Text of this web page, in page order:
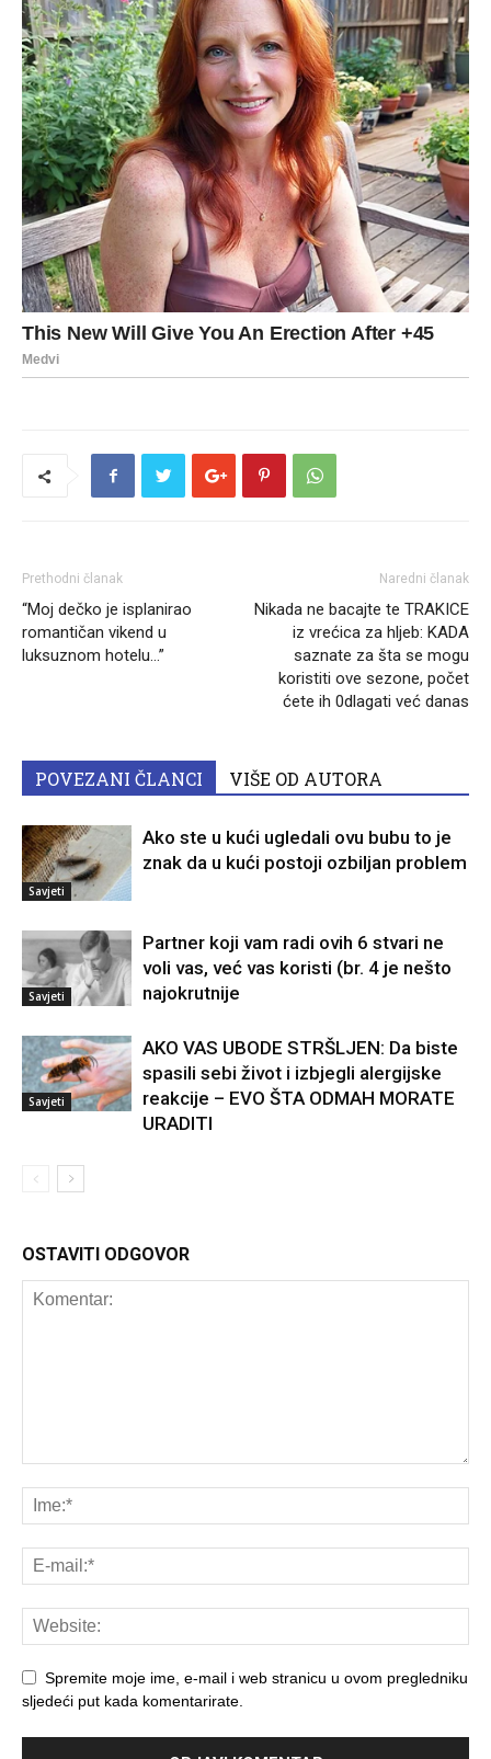
Prethodni članak
“Moj dečko je isplanirao
romantičan vikend u
luksuznom hotelu…”
Naredni članak
Nikada ne bacajte te TRAKICE
iz vrećica za hljeb: KADA
saznate za šta se mogu
koristiti ove sezone, počet
ćete ih 0dlagati već danas
POVEZANI ČLANCI VIŠE OD AUTORA
Savjeti
Ako ste u kući ugledali ovu bubu to je
znak da u kući postoji ozbiljan problem
Savjeti
Partner koji vam radi ovih 6 stvari ne
voli vas, već vas koristi (br. 4 je nešto
najokrutnije
Savjeti
AKO VAS UBODE STRŠLJEN: Da biste
spasili sebi život i izbjegli alergijske
reakcije – EVO ŠTA ODMAH MORATE
URADITI
OSTAVITI ODGOVOR
Spremite moje ime, e-mail i web stranicu u ovom pregledniku
sljedeći put kada komentarirate.